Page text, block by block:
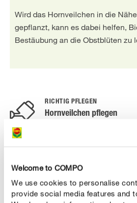
Welcome to COMPO
We use cookies to personalise
provide social media features and
Wird das Hornveilchen in die
gepflanzt, kann es dabei helfen,
Bestäubung an die Obstblüten zu
RICHTIG PFLEGEN
Hornveilchen pflegen
Hornveilchen richtig gießen
etwas höheren Wasserbedarf -
Wetter sonnig-mild ist. Optimal ist
leicht-feuchter Boden – vermeiden